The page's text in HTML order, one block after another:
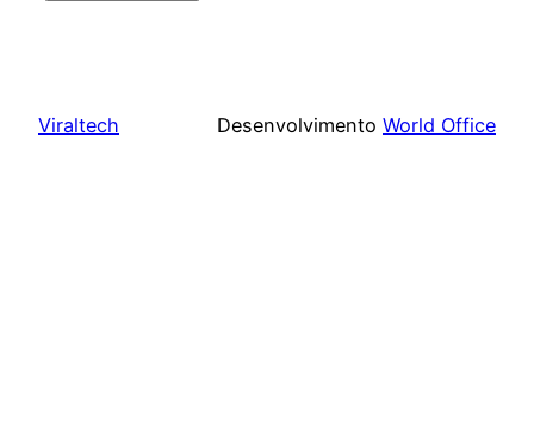
Viraltech Desenvolvimento World Office